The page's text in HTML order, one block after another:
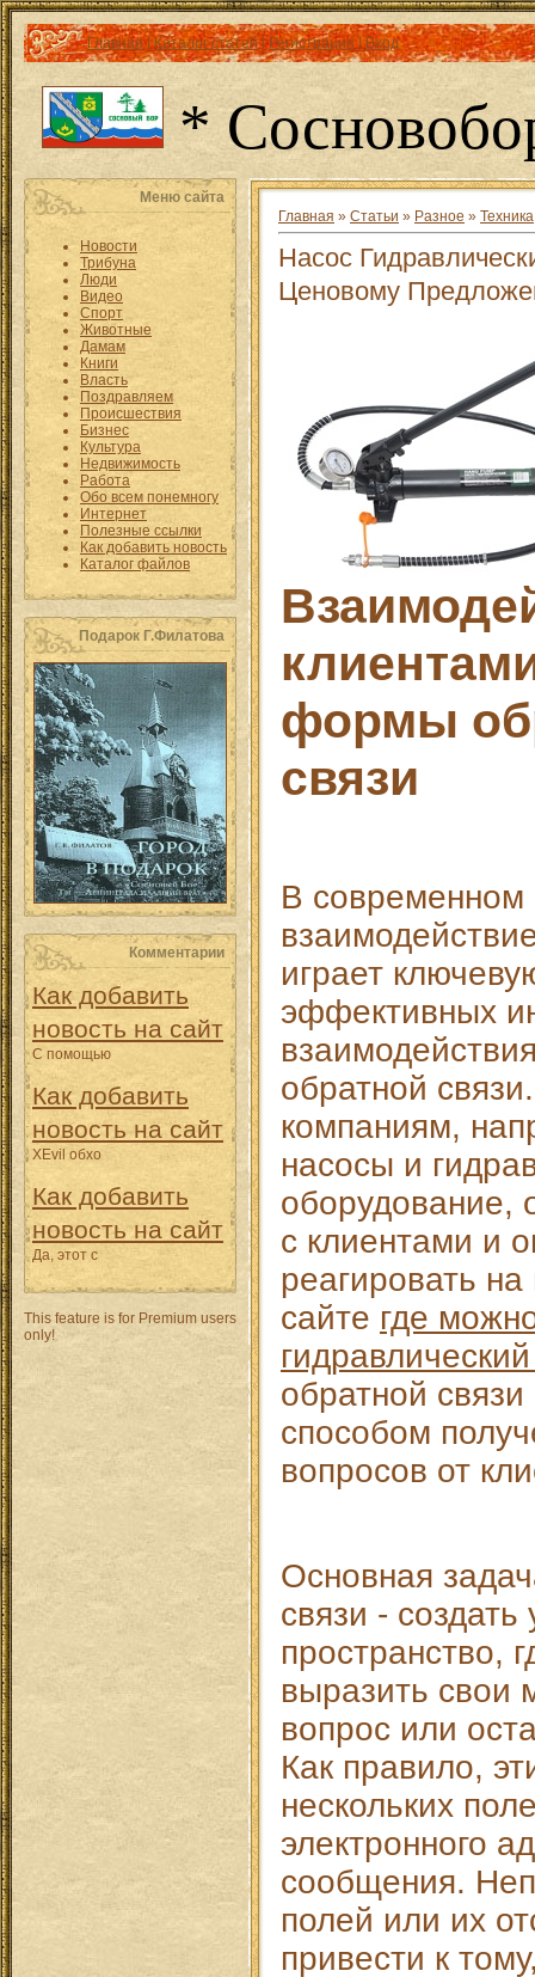
Главная|Каталог статей|Регистрация |Вход
*
Меню сайта
Новости
Трибуна
Люди
Видео
Спорт
Животные
Дамам
Книги
Власть
Поздравляем
Происшествия
Бизнес
Культура
Недвижимость
Работа
Обо всем понемногу
Интернет
Полезные ссылки
Как добавить новость
Каталог файлов
Подарок Г.Филатова
Комментарии
Как добавить
новость на сайт
С помощью
Как добавить
новость на сайт
XEvil обхо
Как добавить
новость на сайт
Да, этот с
This feature is for Premium users
only!
Главная » Статьи » Разное » Техника
Насос
Ценовому
формы
связи
В современном
играет
эффективных
обратной
компаниям,
насосы и
оборудование,
с клиентами и
реагировать
сайте где
обратной
способом
вопросов от
Основная
связи - создать
пространство,
выразить свои
вопрос или
Как правило,
нескольких
электронного
сообщения.
полей или их
привести к